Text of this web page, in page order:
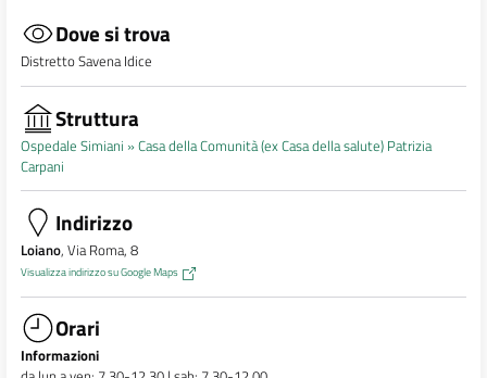
Dove si trova
Distretto Savena Idice
Struttura
Ospedale Simiani »Casa della Comunità (ex Casa della salute) Patrizia
Carpani
Indirizzo
Loiano, Via Roma, 8
Visualizza indirizzo su Google Maps
Orari
Informazioni